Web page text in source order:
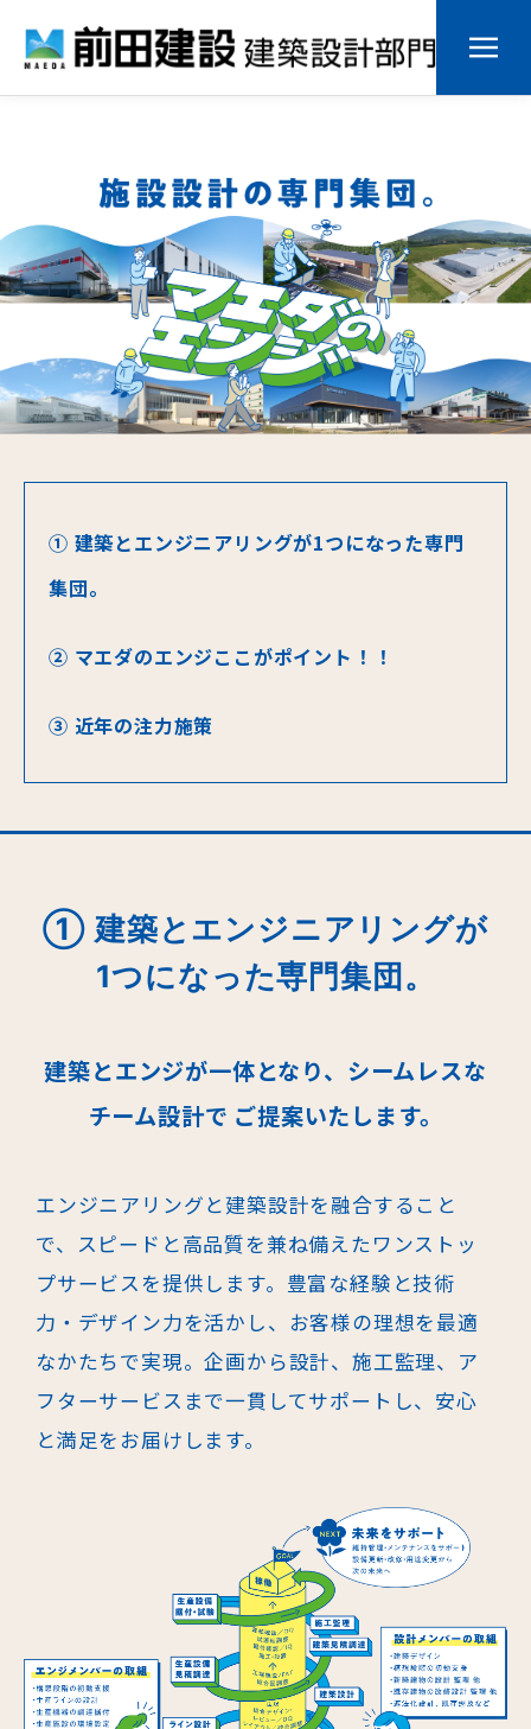
① 建築とエンジニアリングが1つになった専門
集団。
② マエダのエンジここがポイント！！
③ 近年の注力施策
① 建築とエンジニアリングが
1つになった専門集団。
建築とエンジが一体となり、シームレスな
チーム設計で ご提案いたします。
エンジニアリングと建築設計を融合すること
で、スピードと高品質を兼ね備えたワンストッ
プサービスを提供します。豊富な経験と技術
力・デザイン力を活かし、お客様の理想を最適
なかたちで実現。企画から設計、施工監理、ア
フターサービスまで一貫してサポートし、安心
と満足をお届けします。